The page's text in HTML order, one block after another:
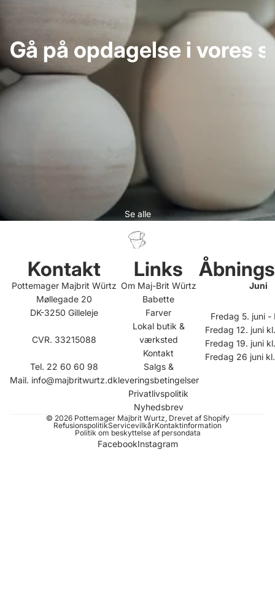
Gå på opdagelse i vores
Se alle
Kontakt
Pottemager Majbrit Würtz
Møllegade 20
DK-3250 Gilleleje
CVR. 33215088
Tel. 22 60 60 98
Mail. info@majbritwurtz.dk
Links
Om Maj-Brit Würtz
Babette
Farver
Lokal butik &
værksted
Kontakt
Salgs &
leveringsbetingelser
Privatlivspolitik
Nyhedsbrev
Juni
Fredag 5. juni -
Fredag 12. juni
Fredag 19. juni
Fredag 26 juni
© 2026 Pottemager Majbrit Wurtz , Drevet af Shopify
RefusionspolitikServicevilkårKontaktinformation
Politik om beskyttelse af persondata
FacebookInstagram